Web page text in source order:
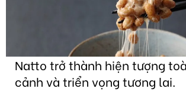
Natto trở thành hiện tượng
cảnh và triển vọng tương lai.